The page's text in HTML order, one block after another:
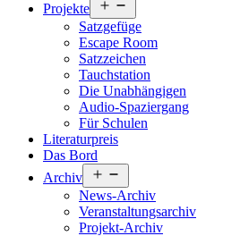
Projekte
öffnen
Satzgefüge
Escape Room
Satzzeichen
Tauchstation
Die Unabhängigen
Audio-Spaziergang
Für Schulen
Literaturpreis
Das Bord
Archiv
öffnen
News-Archiv
Veranstaltungsarchiv
Projekt-Archiv